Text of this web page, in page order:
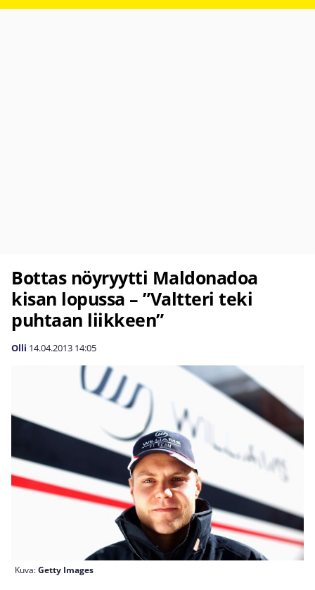
Bottas nöyryytti Maldonadoa
kisan lopussa – ”Valtteri teki
puhtaan liikkeen”
Olli 14.04.2013 14:05
Kuva:Getty Images